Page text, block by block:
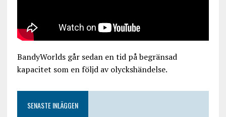
BandyWorlds går sedan en tid på begränsad
kapacitet som en följd av olyckshändelse.
SENASTE INLÄGGEN